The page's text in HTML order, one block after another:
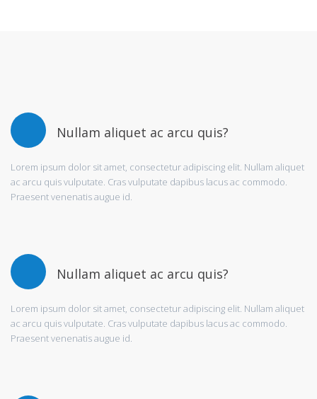
Nullam aliquet ac arcu quis?
Lorem ipsum dolor sit amet, consectetur adipiscing elit. Nullam aliquet
ac arcu quis vulputate. Cras vulputate dapibus lacus ac commodo.
Praesent venenatis augue id.
Nullam aliquet ac arcu quis?
Lorem ipsum dolor sit amet, consectetur adipiscing elit. Nullam aliquet
ac arcu quis vulputate. Cras vulputate dapibus lacus ac commodo.
Praesent venenatis augue id.